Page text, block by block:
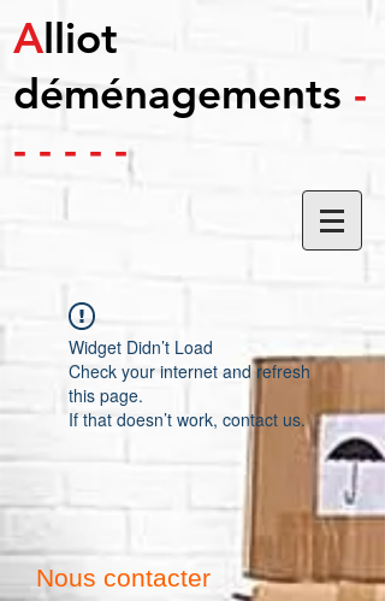
Alliot
déménagements -
- - - - -
Widget Didn’t Load
Check your internet and refresh
this page.
If that doesn’t work, contact us.
Nous contacter